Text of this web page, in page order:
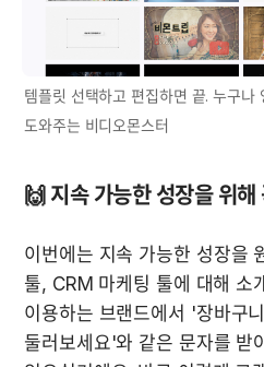
템플릿 선택하고 편집하면 끝. 누구나
도와주는 비디오몬스터
🙌 지속 가능한 성장을 위
이번에는 지속 가능한 성장을
툴, CRM 마케팅 툴에 대해 소
이용하는 브랜드에서 '장바구
둘러보세요'와 같은 문자를 받